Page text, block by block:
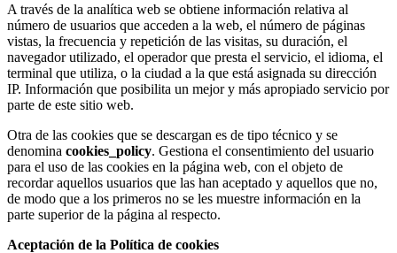
A través de la analítica web se obtiene información relativa al
número de usuarios que acceden a la web, el número de páginas
vistas, la frecuencia y repetición de las visitas, su duración, el
navegador utilizado, el operador que presta el servicio, el idioma, el
terminal que utiliza, o la ciudad a la que está asignada su dirección
IP. Información que posibilita un mejor y más apropiado servicio por
parte de este sitio web.
Otra de las cookies que se descargan es de tipo técnico y se
denomina cookies_policy. Gestiona el consentimiento del usuario
para el uso de las cookies en la página web, con el objeto de
recordar aquellos usuarios que las han aceptado y aquellos que no,
de modo que a los primeros no se les muestre información en la
parte superior de la página al respecto.
Aceptación de la Política de cookies